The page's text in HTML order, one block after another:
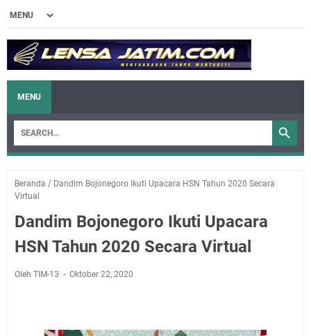
MENU
Beranda / Dandim Bojonegoro Ikuti Upacara HSN Tahun 2020 Secara
Virtual
Dandim Bojonegoro Ikuti Upacara
HSN Tahun 2020 Secara Virtual
Oleh TIM-13 Oktober 22, 2020